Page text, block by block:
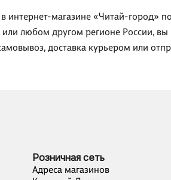
интернет-магазине «Читай-город»
любом другом регионе России,
доставка курьером или
Розничная сеть
Адреса магазинов